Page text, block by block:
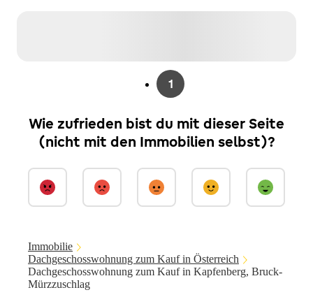
1
Wie zufrieden bist du mit dieser Seite
(nicht mit den Immobilien selbst)?
Immobilie
Dachgeschosswohnung zum Kauf in Österreich
Dachgeschosswohnung zum Kauf in Kapfenberg, Bruck-
Mürzzuschlag